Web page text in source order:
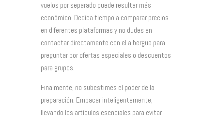
vuelos por separado puede resultar más
económico. Dedica tiempo a comparar precios
en diferentes plataformas y no dudes en
contactar directamente con el albergue para
preguntar por ofertas especiales o descuentos
para grupos.
Finalmente, no subestimes el poder de la
preparación. Empacar inteligentemente,
llevando los artículos esenciales para evitar